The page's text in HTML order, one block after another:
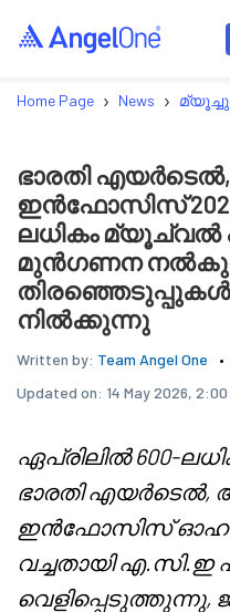
Home Page › News ›
ഭാരതി
ഇൻഫോസിസ്
ലധികം
മുൻഗണന നൽകുന്ന
നിൽക്കുന്നു
Written by: Team Angel One
Updated on: 14 May 2026,
ഏപ്രിലിൽ 600-
ഭാരതി
ഇൻഫോസിസ്
വച്ചതായി
വെളിപ്പെടുത്തുന്നു,